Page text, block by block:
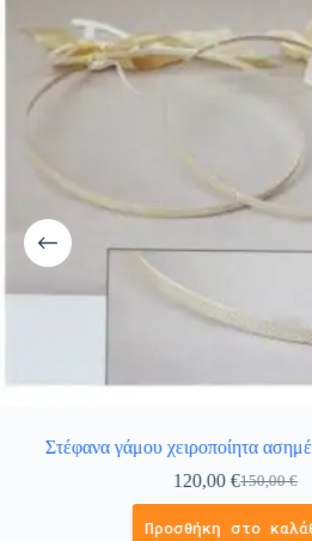
Στέφανα γάμου χειροποίητα
150,00€
120,00€
Προσθήκη στο